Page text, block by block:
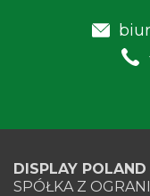
DISPLAY POLAND
SPÓŁKA Z